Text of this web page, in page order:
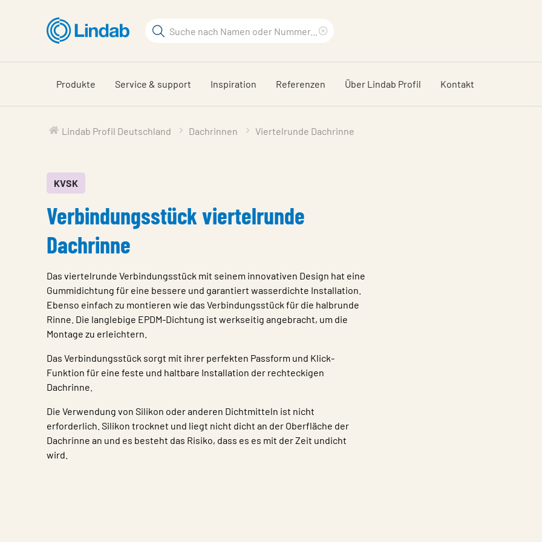
Hauptinhalt
Suchbegriff
durchsuchen
löschen
Produkte Service & support Inspiration Referenzen Über Lindab Profil Kontakt
Lindab Profil Deutschland Dachrinnen Viertelrunde Dachrinne
KVSK
Verbindungsstück viertelrunde
Dachrinne
Das viertelrunde Verbindungsstück mit seinem innovativen Design hat eine
Gummidichtung für eine bessere und garantiert wasserdichte Installation.
Ebenso einfach zu montieren wie das Verbindungsstück für die halbrunde
Rinne. Die langlebige EPDM-Dichtung ist werkseitig angebracht, um die
Montage zu erleichtern.
Das Verbindungsstück sorgt mit ihrer perfekten Passform und Klick-
Funktion für eine feste und haltbare Installation der rechteckigen
Dachrinne.
Die Verwendung von Silikon oder anderen Dichtmitteln ist nicht
erforderlich. Silikon trocknet und liegt nicht dicht an der Oberfläche der
Dachrinne an und es besteht das Risiko, dass es es mit der Zeit undicht
wird.